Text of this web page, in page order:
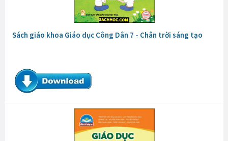
Sách giáo khoa Giáo dục Công Dân 7 - Chân trời sáng tạo